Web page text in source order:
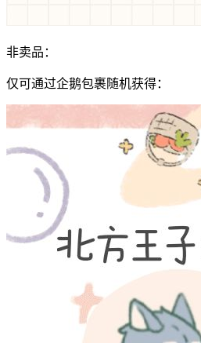
非卖品：
仅可通过企鹅包裹随机获得：